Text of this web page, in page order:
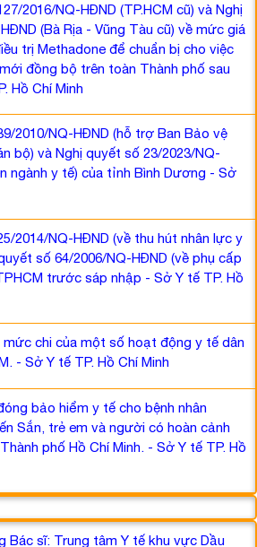
2016/NQ-HĐND (TP.HCM cũ) và Nghị
(Bà Rịa - Vũng Tàu cũ) về mức giá
trị Methadone để chuẩn bị cho việc
đồng bộ trên toàn Thành phố sau
Hồ Chí Minh
2010/NQ-HĐND (hỗ trợ Ban Bảo vệ
bộ) và Nghị quyết số 23/2023/NQ-
ngành y tế) của tỉnh Bình Dương - Sở
2014/NQ-HĐND (về thu hút nhân lực y
số 64/2006/NQ-HĐND (về phụ cấp
trước sáp nhập - Sở Y tế TP. Hồ
mức chi của một số hoạt động y tế dân
- Sở Y tế TP. Hồ Chí Minh
bảo hiểm y tế cho bệnh nhân
Sắn, trẻ em và người có hoàn cảnh
phố Hồ Chí Minh. - Sở Y tế TP. Hồ
Bác sĩ: Trung tâm Y tế khu vực Dầu